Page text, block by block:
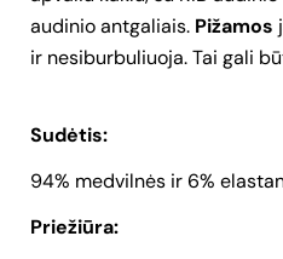
audinio antgaliais. Pižamos
ir nesiburbuliuoja. Tai gali
Sudėtis:
94% medvilnės ir 6%
Priežiūra: